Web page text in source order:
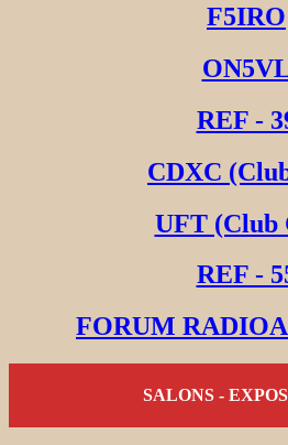
F5IRO
REF -
CDXC
UFT (Club
REF -
FORUM
SALONS -